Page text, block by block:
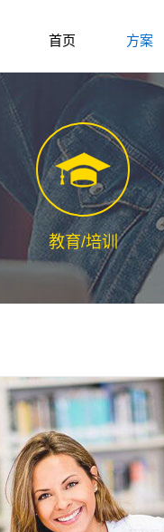
首页
方案
教育/培训